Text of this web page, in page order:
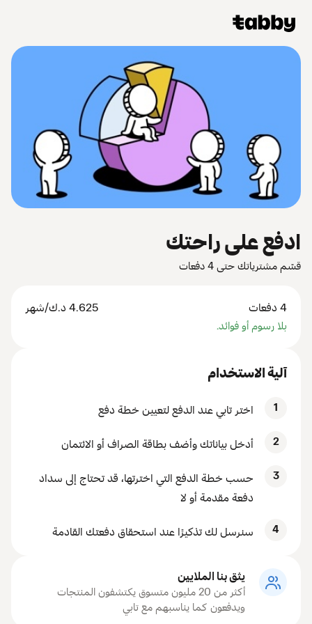
ادفع على راحتك
قسّم مشترياتك حتى 4 دفعات
4 دفعات 4.625 د.ك/شهر
بلا رسوم أو فوائد.
آلية الاستخدام
1 اختر تابي عند الدفع لتعيين خطة دفع
2 أدخل بياناتك وأضف بطاقة الصراف أو الائتمان
3
حسب خطة الدفع التي اخترتها، قد تحتاج إلى سداد
دفعة مقدمة أو لا
4 سنرسل لك تذكيرًا عند استحقاق دفعتك القادمة
يثق بنا الملايين
أكثر من 20 مليون متسوق يكتشفون المنتجات
ويدفعون كما يناسبهم مع تابي